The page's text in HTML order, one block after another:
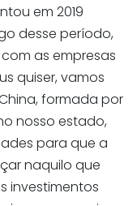
em 2019
desse período,
as empresas
quiser, vamos
formada por
nosso estado,
para que a
naquilo que
investimentos